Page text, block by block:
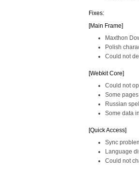
Fixes:
[Main Frame]
Maxthon
Polish
Could not
[Webkit Core]
Could not
Some
Russian
Some data
[Quick Access]
Sync
Language
Could not